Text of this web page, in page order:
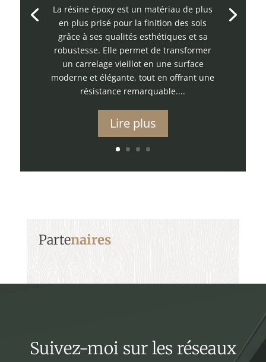
La résine époxy est un matériau de plus
en plus prisé pour la finition des sols
grâce à ses qualités esthétiques et sa
robustesse. Elle permet de transformer
un carrelage vieillot en une surface
moderne et élégante, tout en offrant une
résistance remarquable....
Lire plus
Partenaires
Suivez-moi sur les réseaux